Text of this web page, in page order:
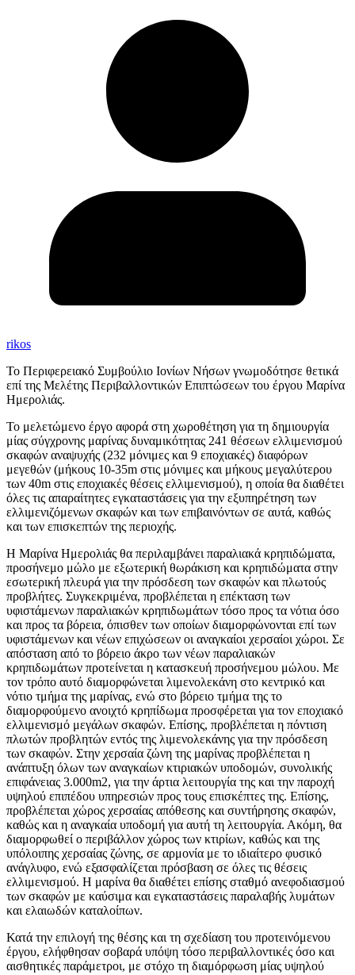
rikos
Το Περιφερειακό Συμβούλιο Ιονίων Νήσων γνωμοδότησε θετικά
επί της Μελέτης Περιβαλλοντικών Επιπτώσεων του έργου Μαρίνα
Ημερολιάς.
Το μελετώμενο έργο αφορά στη χωροθέτηση για τη δημιουργία
μίας σύγχρονης μαρίνας δυναμικότητας 241 θέσεων ελλιμενισμού
σκαφών αναψυχής (232 μόνιμες και 9 εποχιακές) διαφόρων
μεγεθών (μήκους 10-35m στις μόνιμες και μήκους μεγαλύτερου
των 40m στις εποχιακές θέσεις ελλιμενισμού), η οποία θα διαθέτει
όλες τις απαραίτητες εγκαταστάσεις για την εξυπηρέτηση των
ελλιμενιζόμενων σκαφών και των επιβαινόντων σε αυτά, καθώς
και των επισκεπτών της περιοχής.
Η Μαρίνα Ημερολιάς θα περιλαμβάνει παραλιακά κρηπιδώματα,
προσήνεμο μώλο με εξωτερική θωράκιση και κρηπιδώματα στην
εσωτερική πλευρά για την πρόσδεση των σκαφών και πλωτούς
προβλήτες. Συγκεκριμένα, προβλέπεται η επέκταση των
υφιστάμενων παραλιακών κρηπιδωμάτων τόσο προς τα νότια όσο
και προς τα βόρεια, όπισθεν των οποίων διαμορφώνονται επί των
υφιστάμενων και νέων επιχώσεων οι αναγκαίοι χερσαίοι χώροι. Σε
απόσταση από το βόρειο άκρο των νέων παραλιακών
κρηπιδωμάτων προτείνεται η κατασκευή προσήνεμου μώλου. Με
τον τρόπο αυτό διαμορφώνεται λιμενολεκάνη στο κεντρικό και
νότιο τμήμα της μαρίνας, ενώ στο βόρειο τμήμα της το
διαμορφούμενο ανοιχτό κρηπίδωμα προσφέρεται για τον εποχιακό
ελλιμενισμό μεγάλων σκαφών. Επίσης, προβλέπεται η πόντιση
πλωτών προβλητών εντός της λιμενολεκάνης για την πρόσδεση
των σκαφών. Στην χερσαία ζώνη της μαρίνας προβλέπεται η
ανάπτυξη όλων των αναγκαίων κτιριακών υποδομών, συνολικής
επιφάνειας 3.000m2, για την άρτια λειτουργία της και την παροχή
υψηλού επιπέδου υπηρεσιών προς τους επισκέπτες της. Επίσης,
προβλέπεται χώρος χερσαίας απόθεσης και συντήρησης σκαφών,
καθώς και η αναγκαία υποδομή για αυτή τη λειτουργία. Ακόμη, θα
διαμορφωθεί ο περιβάλλον χώρος των κτιρίων, καθώς και της
υπόλοιπης χερσαίας ζώνης, σε αρμονία με το ιδιαίτερο φυσικό
ανάγλυφο, ενώ εξασφαλίζεται πρόσβαση σε όλες τις θέσεις
ελλιμενισμού. Η μαρίνα θα διαθέτει επίσης σταθμό ανεφοδιασμού
των σκαφών με καύσιμα και εγκαταστάσεις παραλαβής λυμάτων
και ελαιωδών καταλοίπων.
Κατά την επιλογή της θέσης και τη σχεδίαση του προτεινόμενου
έργου, ελήφθησαν σοβαρά υπόψη τόσο περιβαλλοντικές όσο και
αισθητικές παράμετροι, με στόχο τη διαμόρφωση μίας υψηλού